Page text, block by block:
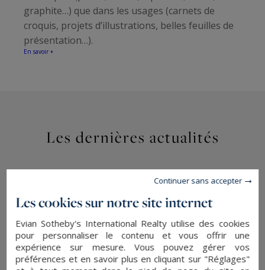
graphite…) que dans les usages (carnets de
croquis, projets d’illustrations, belles feuilles de
présentation…).
En savoir +
Les dernières actualités
Les cookies sur notre site internet
Evian Sotheby's International Realty utilise des cookies
pour personnaliser le contenu et vous offrir une
expérience sur mesure. Vous pouvez gérer vos
préférences et en savoir plus en cliquant sur "Réglages"
Continuer sans accepter